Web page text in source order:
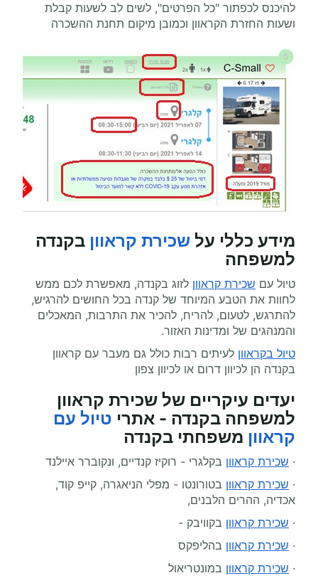
להיכנס לכפתור "כל הפרטים", לשים לב לשעות קבלת
ושעות החזרת הקראוון וכמובן מיקום תחנת ההשכרה
מידע כללי על שכירת קראוון בקנדה
למשפחה
טיול עם שכירת קראוון לזוג בקנדה, מאפשרת לכם ממש
לחוות את הטבע המיוחד של קנדה בכל החושים להרגיש,
להתרגש, לטעום, להריח, להכיר את התרבות, המאכלים
והמנהגים של ומדינות האזור.
טיול בקראוון לעיתים רבות כולל גם מעבר עם קראוון
בקנדה הן לכיוון דרום או לכיוון צפון
יעדים עיקריים של שכירת קראוון
למשפחה בקנדה - אתרי טיול עם
קראוון משפחתי בקנדה
· שכירת קראוון בקלגרי - רוקיז קנדיים, ונקוברר איילנד
· שכירת קראוון בטורונטו - מפלי הניאגרה, קייפ קוד,
אכדיה, ההרים הלבנים,
· שכירת קראוון בקוויבק -
· שכירת קראוון בהליפקס
· שכירת קראוון במונטריאול